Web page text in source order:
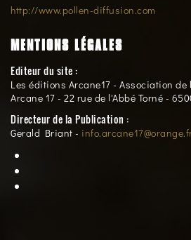
http://www.pollen-diffusion.com
MENTIONS LÉGALES
Editeur du site :
Les éditions Arcane17 - Association de
Arcane 17 - 22 rue de l'Abbé Torné -
Directeur de la Publication :
Gerald Briant -